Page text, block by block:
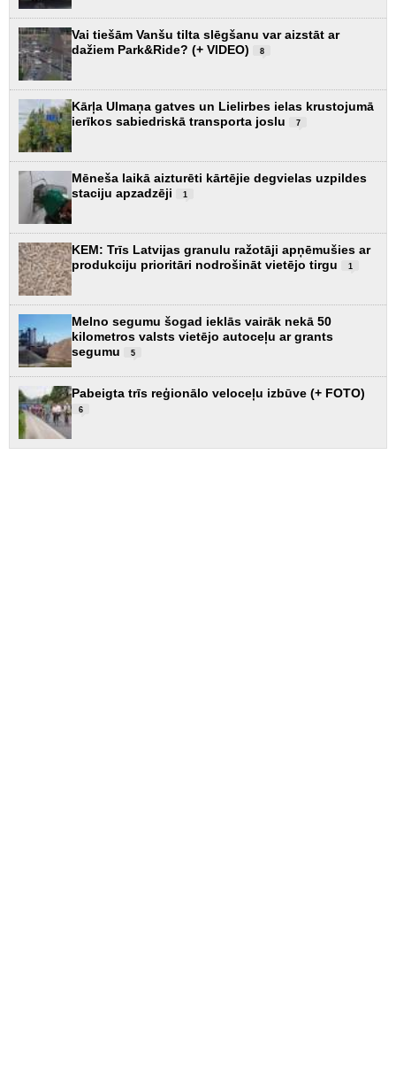
Vai tiešām Vanšu tilta slēgšanu var aizstāt ar
dažiem Park&Ride? (+ VIDEO)
8
Kārļa Ulmaņa gatves un Lielirbes ielas krustojumā
ierīkos sabiedriskā transporta joslu
7
Mēneša laikā aizturēti kārtējie degvielas uzpildes
staciju apzadzēji
1
KEM: Trīs Latvijas granulu ražotāji apņēmušies ar
produkciju prioritāri nodrošināt vietējo tirgu
1
Melno segumu šogad ieklās vairāk nekā 50
kilometros valsts vietējo autoceļu ar grants
segumu
5
Pabeigta trīs reģionālo veloceļu izbūve (+ FOTO)
6